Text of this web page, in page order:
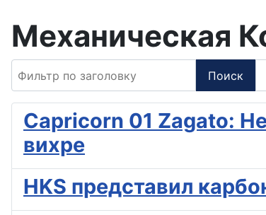
Механическая
Поиск
Capricorn 01 Zagato:
вихре
HKS представил